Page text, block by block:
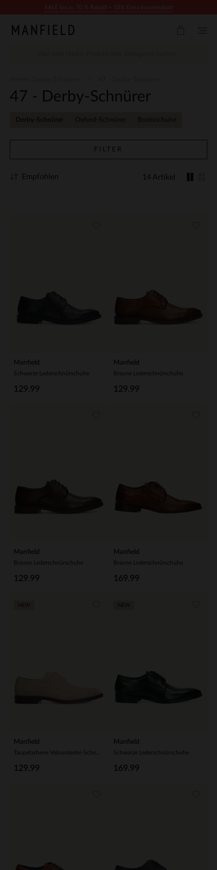
47 - Derby-Schnürer
Derby-Schnürer Oxford-Schnürer Bootsschuhe
FILTER
14 Artikel
Empfohlen
Manfield
Schwarze Lederschnürschuhe
129.99
Manfield
Braune Lederschnürschuhe
129.99
Manfield
Braune Lederschnürschuhe
129.99
Manfield
Braune Lederschnürschuhe
169.99
Manfield
129.99
Manfield
Schwarze Lederschnürschuhe
169.99